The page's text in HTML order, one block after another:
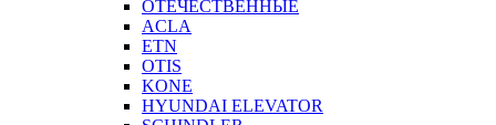
ОТЕЧЕСТВЕННЫЕ
ACLA
ETN
OTIS
KONE
HYUNDAI ELEVATOR